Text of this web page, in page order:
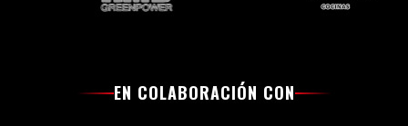
EN COLABORACIÓN CON